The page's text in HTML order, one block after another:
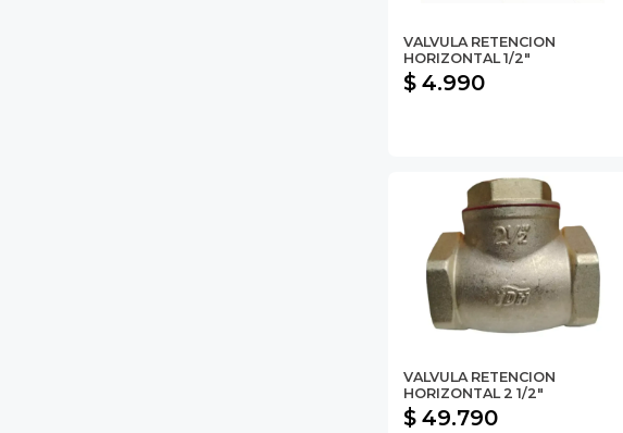
VALVULA RETENCION
HORIZONTAL 1/2"
$ 4.990
VALVULA RETENCION
HORIZONTAL 2 1/2"
$ 49.790